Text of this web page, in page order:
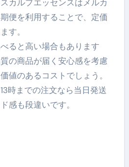
カルプエッセンスはメルカ
便を利用することで、定価
す。
ると高い場合もあります
の商品が届く安心感を考慮
値のあるコストでしょう。
時までの注文なら当日発送
感も段違いです。